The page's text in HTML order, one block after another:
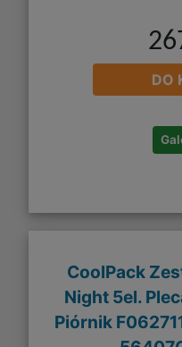
DO
CoolPack
Night 5el.
Piórnik